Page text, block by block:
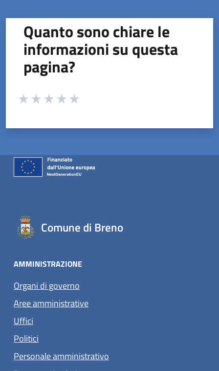
Quanto sono chiare le
informazioni su questa
pagina?
Valuta da 1 a 5 stelle la pagina
Comune di Breno
AMMINISTRAZIONE
Organi di governo
Aree amministrative
Uffici
Politici
Personale amministrativo